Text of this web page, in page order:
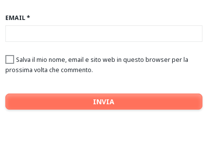
EMAIL*
Salva il mio nome, email e sito web in questo browser per la
prossima volta che commento.